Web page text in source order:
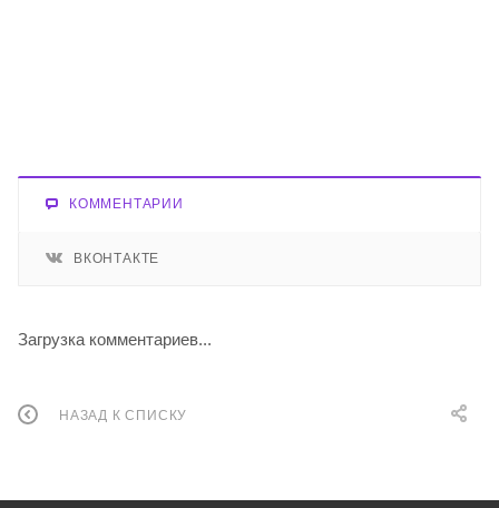
КОММЕНТАРИИ
ВКОНТАКТЕ
Загрузка комментариев...
НАЗАД К СПИСКУ